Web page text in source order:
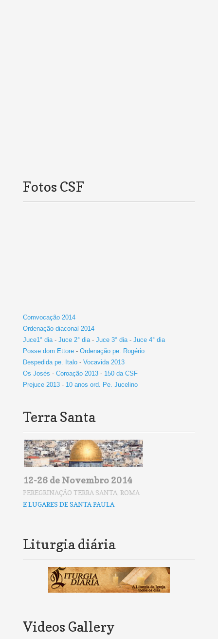
Fotos CSF
Comvocação 2014
Ordenação diaconal 2014
Juce1° dia- Juce 2° dia - Juce 3° dia - Juce 4° dia
Posse dom Ettore- Ordenação pe. Rogério
Despedida pe. Italo- Vocavida 2013
Os Josés - Coroação 2013- 150 da CSF
Prejuce 2013 - 10 anos ord. Pe. Jucelino
Terra Santa
12-26 de Novembro 2014
PEREGRINAÇÃO TERRA SANTA, ROMA
E LUGARES DE SANTA PAULA
Liturgia diária
Videos Gallery